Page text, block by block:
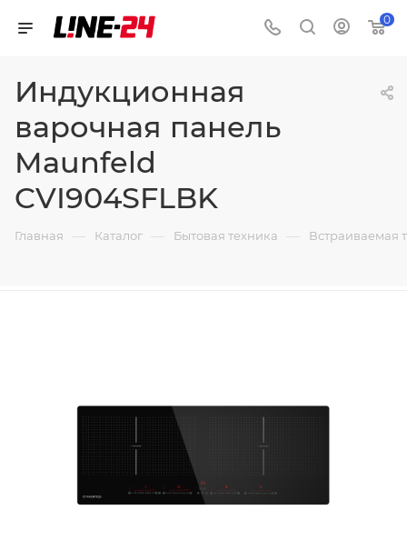
0
Индукционная
варочная панель
Maunfeld
CVI904SFLBK
Главная — Каталог — Бытовая техника — Встраиваемая